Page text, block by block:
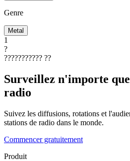
Genre
Metal
1
?
??????????? ??
Surveillez n'importe
radio
Suivez les diffusions, rotations et
stations de radio dans le monde.
Commencer gratuitement
Produit